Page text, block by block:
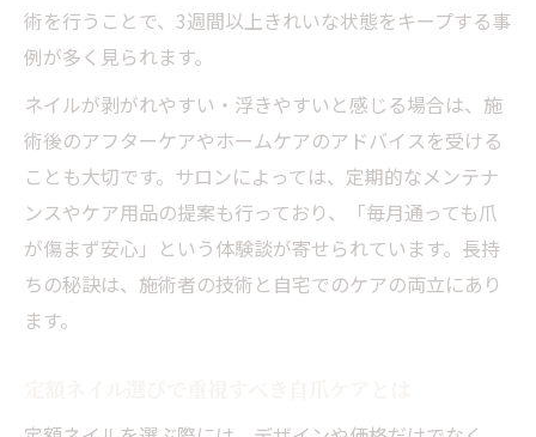
術を行うことで、3週間以上きれいな状態をキープする事
例が多く見られます。
ネイルが剥がれやすい・浮きやすいと感じる場合は、施
術後のアフターケアやホームケアのアドバイスを受ける
ことも大切です。サロンによっては、定期的なメンテナ
ンスやケア用品の提案も行っており、「毎月通っても爪
が傷まず安心」という体験談が寄せられています。長持
ちの秘訣は、施術者の技術と自宅でのケアの両立にあり
ます。